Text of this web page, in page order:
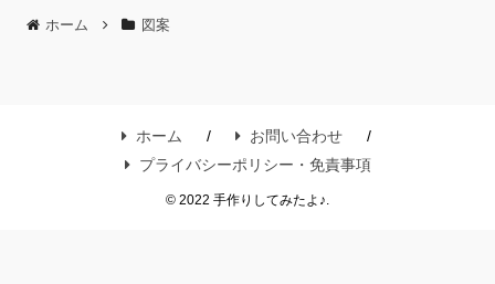
ホーム 図案
ホーム
お問い合わせ
プライバシーポリシー・免責事項
© 2022 手作りしてみたよ♪.